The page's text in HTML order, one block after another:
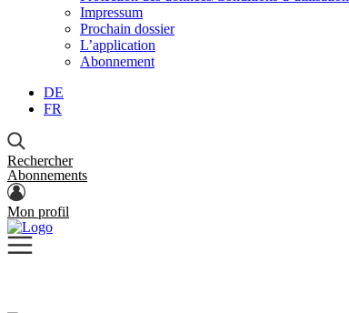
Impressum
Prochain dossier
L’application
Abonnement
DE
FR
Rechercher
Abonnements
Mon profil